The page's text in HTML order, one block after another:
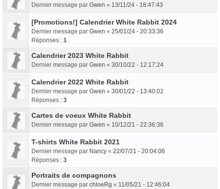
Dernier message par Gwen « 13/11/24 - 18:47:43
[Promotions!] Calendrier White Rabbit 2024
Dernier message par Gwen « 25/01/24 - 20:33:36
Réponses : 1
Calendrier 2023 White Rabbit
Dernier message par Gwen « 30/10/22 - 12:17:24
Calendrier 2022 White Rabbit
Dernier message par Gwen « 30/01/22 - 13:40:02
Réponses : 3
Cartes de voeux White Rabbit
Dernier message par Gwen « 10/12/21 - 22:36:36
T-shirts White Rabbit 2021
Dernier message par Nancy « 22/07/21 - 20:04:06
Réponses : 3
Portraits de compagnons
Dernier message par chloeRg « 11/05/21 - 12:46:04